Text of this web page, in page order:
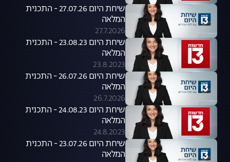
שיחת היום 27.07.26 - התכנית
המלאה
27.7.2026
שיחת היום 23.08.23 - התכנית
המלאה
23.8.2023
שיחת היום 26.07.26 - התכנית
המלאה
26.7.2026
שיחת היום 24.08.23 - התכנית
המלאה
24.8.2023
שיחת היום 23.07.26 - התכנית
המלאה